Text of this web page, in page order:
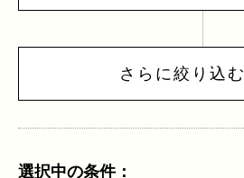
さらに絞り込む
選択中の条件：